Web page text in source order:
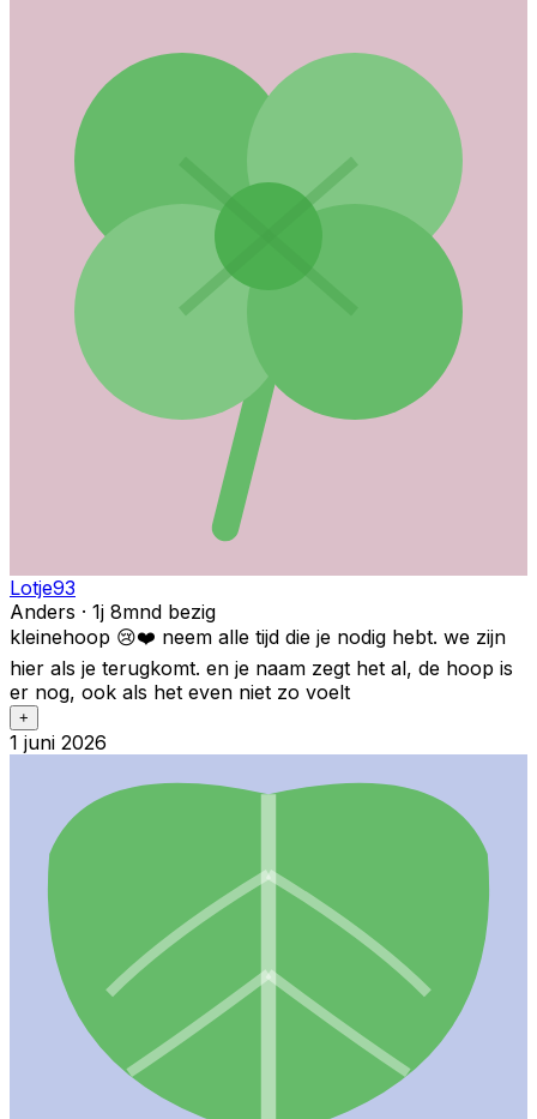
Lotje93
Anders · 1j 8mnd bezig
kleinehoop 😢❤️ neem alle tijd die je nodig hebt. we zijn
hier als je terugkomt. en je naam zegt het al, de hoop is
er nog, ook als het even niet zo voelt
+
1 juni 2026